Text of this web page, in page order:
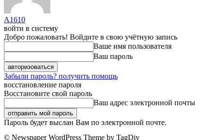
A1610
войти в систему
Добро пожаловать! Войдите в свою учётную запись
Ваше имя пользователя
Ваш пароль
Забыли пароль? получить помощь
восстановление пароля
Восстановите свой пароль
Ваш адрес электронной почты
Пароль будет выслан Вам по электронной почте.
© Newspaper WordPress Theme by TagDiv